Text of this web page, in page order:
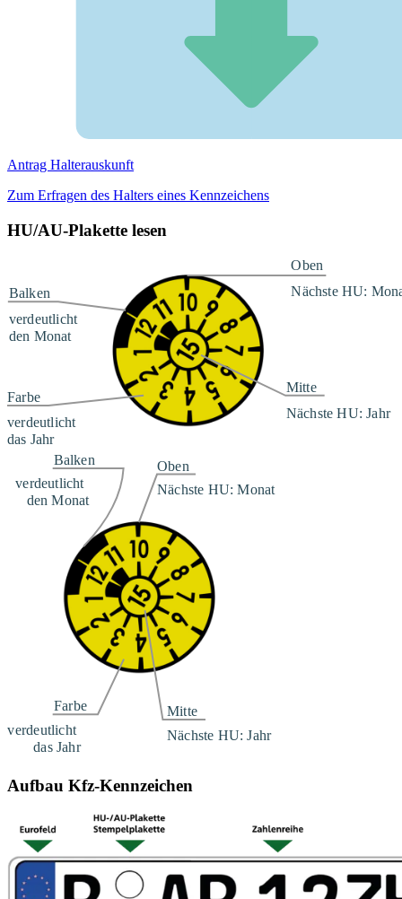
Antrag Halterauskunft
Zum Erfragen des Halters eines Kennzeichens
HU/AU-Plakette lesen
Aufbau Kfz-Kennzeichen